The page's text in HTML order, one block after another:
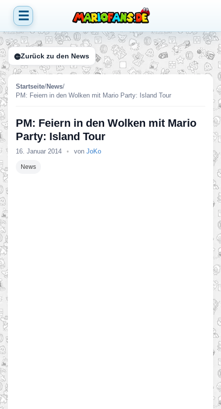
☰
Zurück zu den News
Startseite/News/
PM: Feiern in den Wolken mit Mario Party: Island Tour
PM: Feiern in den Wolken mit Mario
Party: Island Tour
16. Januar 2014 • von JoKo
News